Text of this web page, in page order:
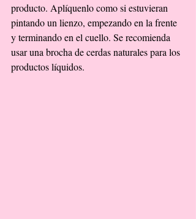
producto. Aplíquenlo como si estuvieran
pintando un lienzo, empezando en la frente
y terminando en el cuello. Se recomienda
usar una brocha de cerdas naturales para los
productos líquidos.